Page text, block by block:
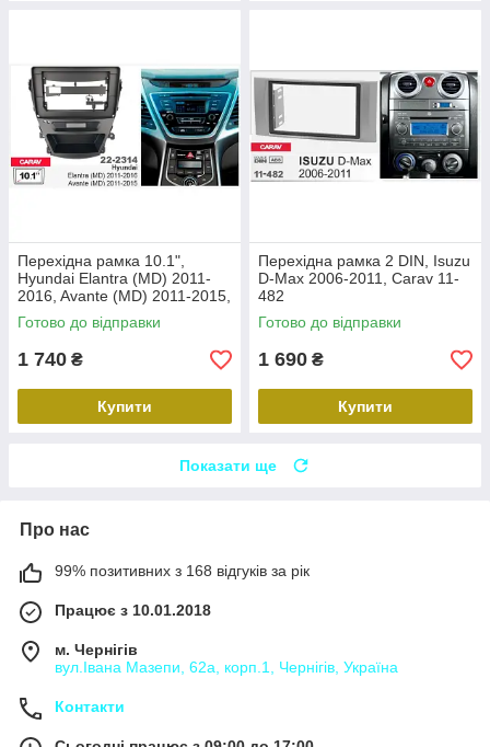
Перехідна рамка 10.1",
Hyundai Elantra (MD) 2011-
2016, Avante (MD) 2011-2015,
Carav 22-2314
Готово до відправки
1 740 ₴
Купити
Перехідна рамка 2 DIN, Isuzu
D-Max 2006-2011, Carav 11-
482
Готово до відправки
1 690 ₴
Купити
Показати ще
Про нас
99% позитивних з 168 відгуків за рік
Працює з 10.01.2018
м. Чернігів
вул.Івана Мазепи, 62а, корп.1, Чернігів, Україна
Контакти